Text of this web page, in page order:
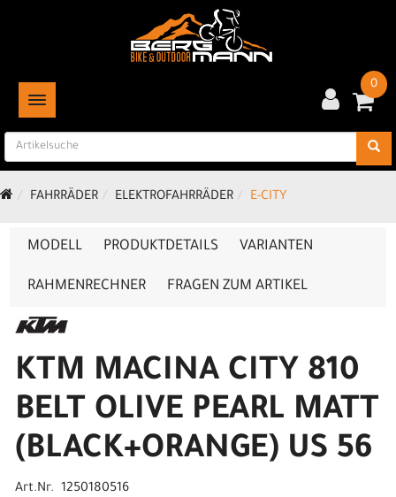
TOGGLE NAVIGATION
0
FAHRRÄDER ELEKTROFAHRRÄDER E-CITY
MODELL PRODUKTDETAILS VARIANTEN
RAHMENRECHNER FRAGEN ZUM ARTIKEL
KTM MACINA CITY 810
BELT OLIVE PEARL MATT
(BLACK+ORANGE) US 56
Art.Nr. 1250180516